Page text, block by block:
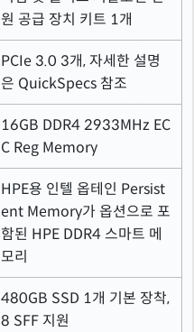
원 공급 장치 키트 1개
PCIe 3.0 3개, 자세한 설명
은 QuickSpecs 참조
16GB DDR4 2933MHz EC
C Reg Memory
HPE용 인텔 옵테인 Persist
ent Memory가 옵션으로 포
함된 HPE DDR4 스마트 메
모리
480GB SSD 1개 기본 장착,
8 SFF 지원